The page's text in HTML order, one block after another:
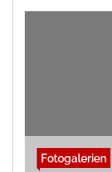
Fotogalerien